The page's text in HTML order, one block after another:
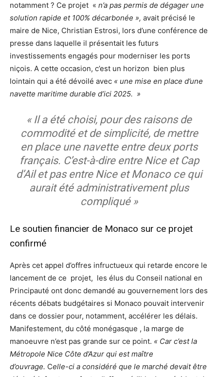
notamment ? Ce projet « n’a pas permis de dégager une
solution rapide et 100% décarbonée », avait précisé le
maire de Nice, Christian Estrosi, lors d’une conférence de
presse dans laquelle il présentait les futurs
investissements engagés pour moderniser les ports
niçois. A cette occasion, c’est un horizon bien plus
lointain qui a été dévoilé avec « une mise en place d’une
navette maritime durable d’ici 2025. »
« Il a été choisi, pour des raisons de
commodité et de simplicité, de mettre
en place une navette entre deux ports
français. C’est-à-dire entre Nice et Cap
d’Ail et pas entre Nice et Monaco ce qui
aurait été administrativement plus
compliqué »
Le soutien financier de Monaco sur ce projet
confirmé
Après cet appel d’offres infructueux qui retarde encore le
lancement de ce projet, les élus du Conseil national en
Principauté ont donc demandé au gouvernement lors des
récents débats budgétaires si Monaco pouvait intervenir
dans ce dossier pour, notamment, accélérer les délais.
Manifestement, du côté monégasque , la marge de
manoeuvre n’est pas grande sur ce point. « Car c’est la
Métropole Nice Côte d’Azur qui est maître
d’ouvrage. Celle-ci a considéré que le marché devait être